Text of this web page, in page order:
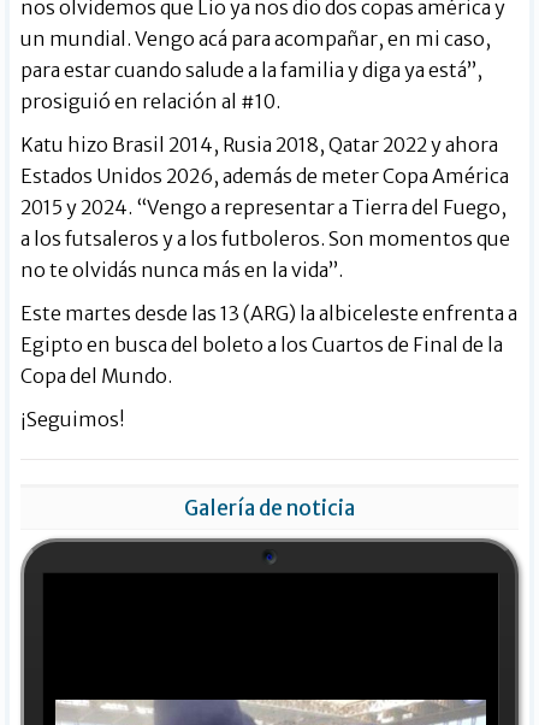
nos olvidemos que Lio ya nos dio dos copas américa y
un mundial. Vengo acá para acompañar, en mi caso,
para estar cuando salude a la familia y diga ya está”,
prosiguió en relación al #10.
Katu hizo Brasil 2014, Rusia 2018, Qatar 2022 y ahora
Estados Unidos 2026, además de meter Copa América
2015 y 2024. “Vengo a representar a Tierra del Fuego,
a los futsaleros y a los futboleros. Son momentos que
no te olvidás nunca más en la vida”.
Este martes desde las 13 (ARG) la albiceleste enfrenta a
Egipto en busca del boleto a los Cuartos de Final de la
Copa del Mundo.
¡Seguimos!
Galería de noticia